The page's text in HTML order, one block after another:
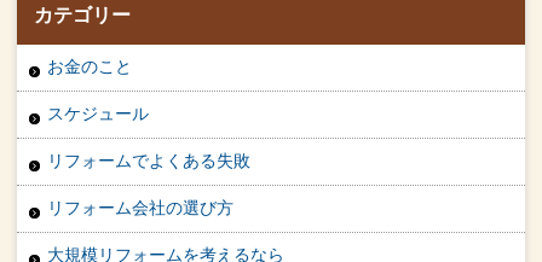
カテゴリー
お金のこと
スケジュール
リフォームでよくある失敗
リフォーム会社の選び方
大規模リフォームを考えるなら